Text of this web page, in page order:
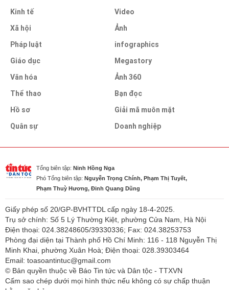
Kinh tế
Xã hội
Pháp luật
Giáo dục
Văn hóa
Thể thao
Hồ sơ
Quân sự
Video
Ảnh
infographics
Megastory
Ảnh 360
Bạn đọc
Giải mã muôn mặt
Doanh nghiệp
Tổng biên tập: Ninh Hồng Nga
Phó Tổng biên tập: Nguyễn Trọng Chính, Phạm Thị Tuyết,
Phạm Thuỳ Hương, Đinh Quang Dũng
Giấy phép số 20/GP-BVHTTDL cấp ngày 18-4-2025.
Trụ sở chính: Số 5 Lý Thường Kiệt, phường Cửa Nam, Hà Nội
Điện thoại: 024.38248605/39330336; Fax: 024.38253753
Phòng đại diện tại Thành phố Hồ Chí Minh: 116 - 118 Nguyễn Thị
Minh Khai, phường Xuân Hoà; Điện thoại: 028.39303464
Email: toasoantintuc@gmail.com
© Bản quyền thuộc về Báo Tin tức và Dân tộc - TTXVN
Cấm sao chép dưới mọi hình thức nếu không có sự chấp thuận